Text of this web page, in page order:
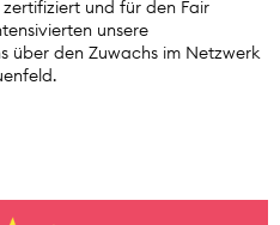
und für den Fair
unsere
über den Zuwachs im Netzwerk